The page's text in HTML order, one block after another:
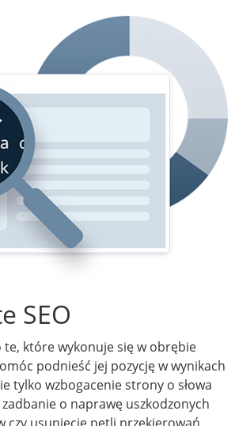
SEO
te, które wykonuje się w obrębie
podnieść jej pozycję w wynikach
tylko wzbogacenie strony o słowa
o naprawę uszkodzonych
czy usunięcie pętli przekierowań.